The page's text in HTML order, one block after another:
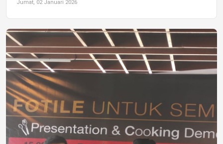
Jumat, 02 Januari 2026